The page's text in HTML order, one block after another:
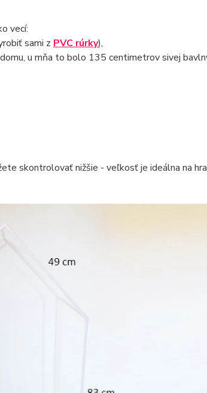
vecí:
sami z PVC rúrky),
u mňa to bolo 135 centimetrov sivej
skontrolovať nižšie - veľkosť je ideálna na